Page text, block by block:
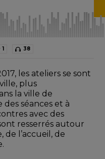
1 38
les ateliers se sont
plus
la ville de
séances et à
avec des
resserrés autour
l’accueil, de